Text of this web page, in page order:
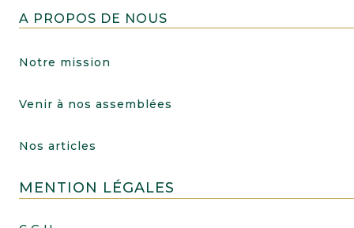
A PROPOS DE NOUS
Notre mission
Venir à nos assemblées
Nos articles
MENTION LÉGALES